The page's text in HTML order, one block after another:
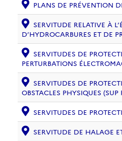
PLANS DE PRÉVENTION
SERVITUDE RELATIVE À
D’HYDROCARBURES ET DE
SERVITUDES DE
PERTURBATIONS
SERVITUDES DE
OBSTACLES PHYSIQUES (SUP
SERVITUDES DE
SERVITUDE DE HALAGE